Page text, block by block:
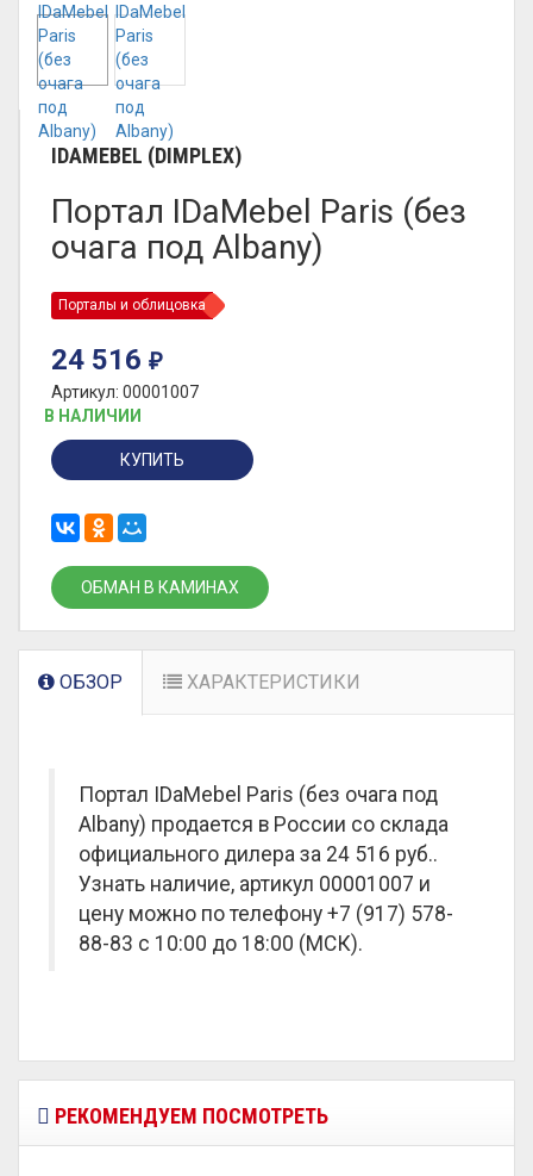
IDAMEBEL (DIMPLEX)
Портал IDaMebel Paris (без
очага под Albany)
Порталы и облицовка
24 516 ₽
Артикул: 00001007
В НАЛИЧИИ
КУПИТЬ
ОБМАН В КАМИНАХ
ОБЗОР ХАРАКТЕРИСТИКИ
Портал IDaMebel Paris (без очага под
Albany) продается в России со склада
официального дилера за 24 516 руб..
Узнать наличие, артикул 00001007 и
цену можно по телефону +7 (917) 578-
88-83 с 10:00 до 18:00 (МСК).
РЕКОМЕНДУЕМ ПОСМОТРЕТЬ